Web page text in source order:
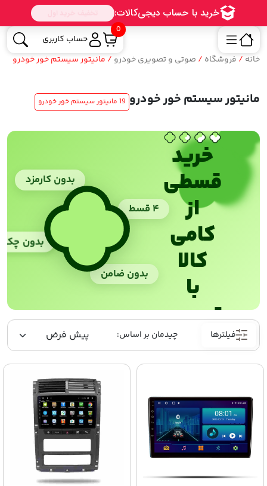
0
حساب کاربری
خانه / فروشگاه / صوتی و تصویری خودرو / مانیتور سیستم خور خودرو
مانیتور سیستم خور خودرو 19 مانیتور سیستم خور خودرو
خرید
قسطی
از
کامی
کالا
با
ترب‌پی
بدون کارمزد
۴ قسط
بدون چک
بدون ضامن
فیلترها